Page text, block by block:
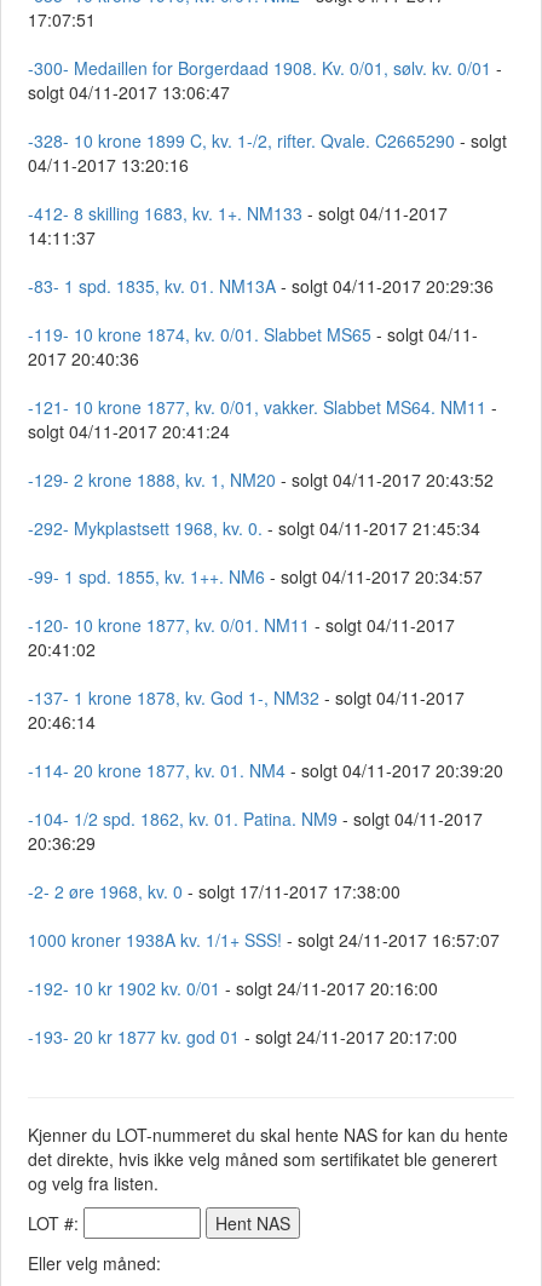
17:07:51
-300- Medaillen for Borgerdaad 1908. Kv. 0/01, sølv. kv. 0/01 -
solgt 04/11-2017 13:06:47
-328- 10 krone 1899 C, kv. 1-/2, rifter. Qvale. C2665290 - solgt
04/11-2017 13:20:16
-412- 8 skilling 1683, kv. 1+. NM133 - solgt 04/11-2017
14:11:37
-83- 1 spd. 1835, kv. 01. NM13A - solgt 04/11-2017 20:29:36
-119- 10 krone 1874, kv. 0/01. Slabbet MS65 - solgt 04/11-
2017 20:40:36
-121- 10 krone 1877, kv. 0/01, vakker. Slabbet MS64. NM11 -
solgt 04/11-2017 20:41:24
-129- 2 krone 1888, kv. 1, NM20 - solgt 04/11-2017 20:43:52
-292- Mykplastsett 1968, kv. 0. - solgt 04/11-2017 21:45:34
-99- 1 spd. 1855, kv. 1++. NM6 - solgt 04/11-2017 20:34:57
-120- 10 krone 1877, kv. 0/01. NM11 - solgt 04/11-2017
20:41:02
-137- 1 krone 1878, kv. God 1-, NM32 - solgt 04/11-2017
20:46:14
-114- 20 krone 1877, kv. 01. NM4 - solgt 04/11-2017 20:39:20
-104- 1/2 spd. 1862, kv. 01. Patina. NM9 - solgt 04/11-2017
20:36:29
-2- 2 øre 1968, kv. 0 - solgt 17/11-2017 17:38:00
1000 kroner 1938A kv. 1/1+ SSS! - solgt 24/11-2017 16:57:07
-192- 10 kr 1902 kv. 0/01 - solgt 24/11-2017 20:16:00
-193- 20 kr 1877 kv. god 01 - solgt 24/11-2017 20:17:00
Kjenner du LOT-nummeret du skal hente NAS for kan du hente
det direkte, hvis ikke velg måned som sertifikatet ble generert
og velg fra listen.
LOT #:
Eller velg måned: